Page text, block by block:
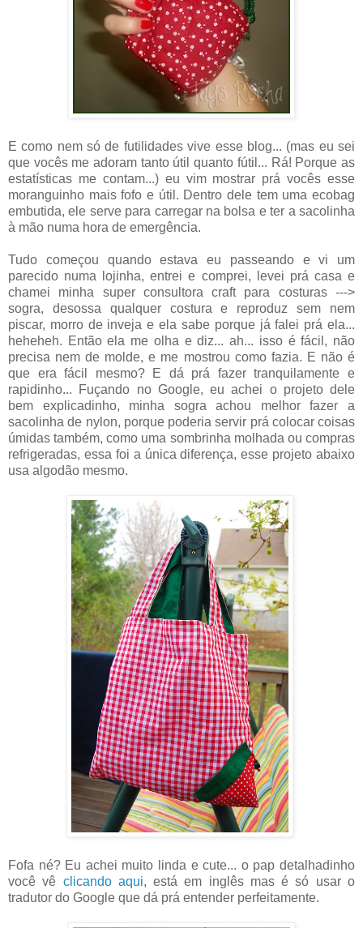
E como nem só de futilidades vive esse blog... (mas eu sei
que vocês me adoram tanto útil quanto fútil... Rá! Porque as
estatísticas me contam...) eu vim mostrar prá vocês esse
moranguinho mais fofo e útil. Dentro dele tem uma ecobag
embutida, ele serve para carregar na bolsa e ter a sacolinha
à mão numa hora de emergência.
Tudo começou quando estava eu passeando e vi um
parecido numa lojinha, entrei e comprei, levei prá casa e
chamei minha super consultora craft para costuras --->
sogra, desossa qualquer costura e reproduz sem nem
piscar, morro de inveja e ela sabe porque já falei prá ela...
heheheh. Então ela me olha e diz... ah... isso é fácil, não
precisa nem de molde, e me mostrou como fazia. E não é
que era fácil mesmo? E dá prá fazer tranquilamente e
rapidinho... Fuçando no Google, eu achei o projeto dele
bem explicadinho, minha sogra achou melhor fazer a
sacolinha de nylon, porque poderia servir prá colocar coisas
úmidas também, como uma sombrinha molhada ou compras
refrigeradas, essa foi a única diferença, esse projeto abaixo
usa algodão mesmo.
Fofa né? Eu achei muito linda e cute... o pap detalhadinho
você vê clicando aqui, está em inglês mas é só usar o
tradutor do Google que dá prá entender perfeitamente.